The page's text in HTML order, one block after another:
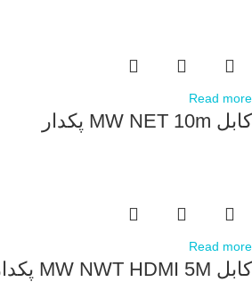
Read more
کابل MW NET 10m پکدار
Read more
کابل MW NWT HDMI 5M پکدار